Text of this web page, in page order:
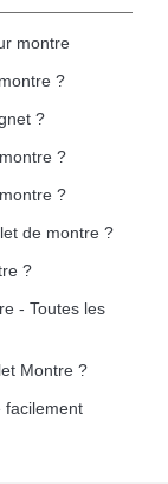
montre
?
?
?
?
de montre ?
?
- Toutes les
Montre ?
facilement